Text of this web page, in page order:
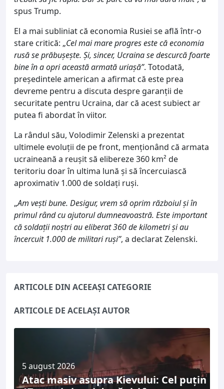
spus Trump.
El a mai subliniat că economia Rusiei se află într-o
stare critică: „Cel mai mare progres este că economia
rusă se prăbușește. Și, sincer, Ucraina se descurcă foarte
bine în a opri această armată uriașă”. Totodată,
președintele american a afirmat că este prea
devreme pentru a discuta despre garanții de
securitate pentru Ucraina, dar că acest subiect ar
putea fi abordat în viitor.
La rândul său, Volodimir Zelenski a prezentat
ultimele evoluții de pe front, menționând că armata
ucraineană a reușit să elibereze 360 km² de
teritoriu doar în ultima lună și să încercuiască
aproximativ 1.000 de soldați ruși.
„Am vești bune. Desigur, vrem să oprim războiul și în
primul rând cu ajutorul dumneavoastră. Este important
că soldații noștri au eliberat 360 de kilometri și au
încercuit 1.000 de militari ruși”, a declarat Zelenski.
ARTICOLE DIN ACEEAȘI CATEGORIE
ARTICOLE DE ACELAȘI AUTOR
5 august 2026
Atac masiv asupra Kievului: Cel puțin